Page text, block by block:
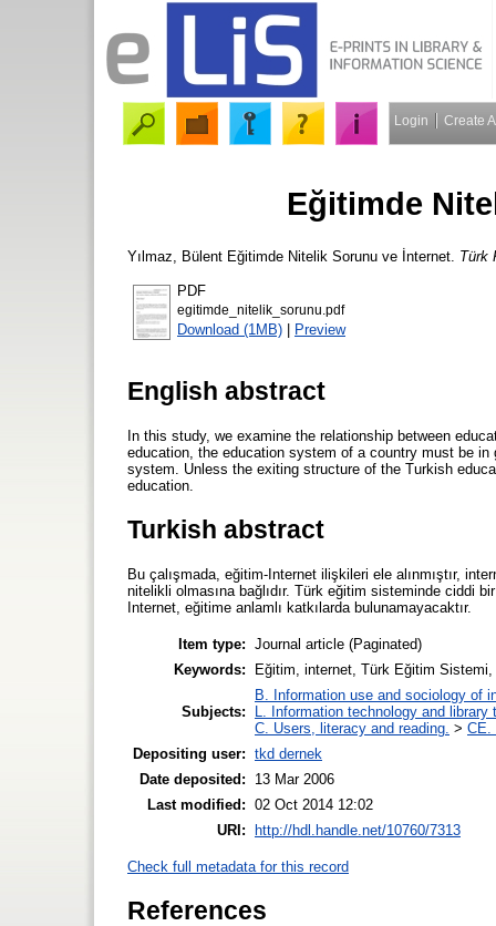
Login Create
Eğitimde
Yılmaz, Bülent Eğitimde Nitelik Sorunu ve İnternet. Türk
PDF
egitimde_nitelik_sorunu.pdf
Download (1MB) | Preview
English abstract
In this study, we examine the relationship between
education, the education system of a country must be
system. Unless the exiting structure of the Turkish
education.
Turkish abstract
Bu çalışmada, eğitim-Internet ilişkileri ele alınmıştır,
nitelikli olmasına bağlıdır. Türk eğitim sisteminde ciddi
Internet, eğitime anlamlı katkılarda bulunamayacaktır.
Item type: Journal article (Paginated)
Keywords:
Eğitim, internet, Türk Eğitim
Subjects:
B. Information use and sociology of
L. Information technology and library
C. Users, literacy and reading. > CE.
Depositing user: tkd dernek
Date deposited:
13 Mar 2006
Last modified: 02 Oct 2014 12:02
URI:
http://hdl.handle.net/10760/7313
Check full metadata for this record
References